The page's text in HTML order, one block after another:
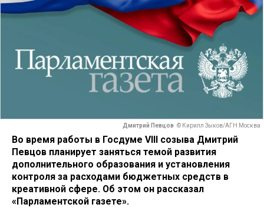
Дмитрий Певцов © Кирилл Зыков/АГН Москва
Во время работы в Госдуме VIII созыва Дмитрий
Певцов планирует заняться темой развития
дополнительного образования и установления
контроля за расходами бюджетных средств в
креативной сфере. Об этом он рассказал
«Парламентской газете».